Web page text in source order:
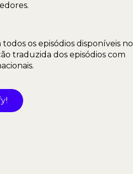
os episódios disponíveis no
traduzida dos episódios com